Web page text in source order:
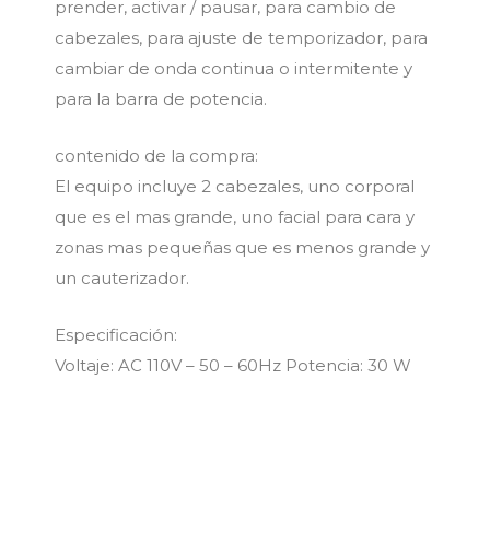
prender, activar / pausar, para cambio de
cabezales, para ajuste de temporizador, para
cambiar de onda continua o intermitente y
para la barra de potencia.
contenido de la compra:
El equipo incluye 2 cabezales, uno corporal
que es el mas grande, uno facial para cara y
zonas mas pequeñas que es menos grande y
un cauterizador.
Especificación:
Voltaje: AC 110V – 50 – 60Hz Potencia: 30 W